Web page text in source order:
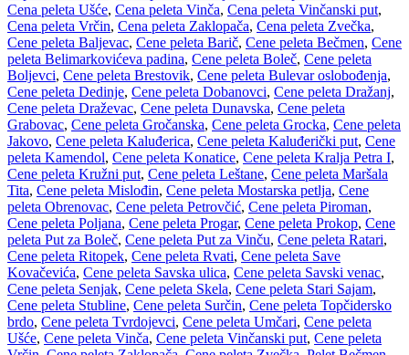
Cena peleta Ušće, Cena peleta Vinča, Cena peleta Vinčanski put,
Cena peleta Vrčin, Cena peleta Zaklopača, Cena peleta Zvečka,
Cene peleta Baljevac, Cene peleta Barič, Cene peleta Bečmen, Cene
peleta Belimarkovićeva padina, Cene peleta Boleč, Cene peleta
Boljevci, Cene peleta Brestovik, Cene peleta Bulevar oslobođenja,
Cene peleta Dedinje, Cene peleta Dobanovci, Cene peleta Dražanj,
Cene peleta Draževac, Cene peleta Dunavska, Cene peleta
Grabovac, Cene peleta Gročanska, Cene peleta Grocka, Cene peleta
Jakovo, Cene peleta Kaluđerica, Cene peleta Kaluđerički put, Cene
peleta Kamendol, Cene peleta Konatice, Cene peleta Kralja Petra I,
Cene peleta Kružni put, Cene peleta Leštane, Cene peleta Maršala
Tita, Cene peleta Mislođin, Cene peleta Mostarska petlja, Cene
peleta Obrenovac, Cene peleta Petrovčić, Cene peleta Piroman,
Cene peleta Poljana, Cene peleta Progar, Cene peleta Prokop, Cene
peleta Put za Boleč, Cene peleta Put za Vinču, Cene peleta Ratari,
Cene peleta Ritopek, Cene peleta Rvati, Cene peleta Save
Kovačevića, Cene peleta Savska ulica, Cene peleta Savski venac,
Cene peleta Senjak, Cene peleta Skela, Cene peleta Stari Sajam,
Cene peleta Stubline, Cene peleta Surčin, Cene peleta Topčidersko
brdo, Cene peleta Tvrdojevci, Cene peleta Umčari, Cene peleta
Ušće, Cene peleta Vinča, Cene peleta Vinčanski put, Cene peleta